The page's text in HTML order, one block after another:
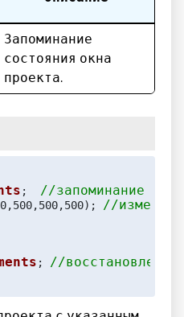
Запоминание
состояния окна
проекта.
;
//запоминание
//
;
//